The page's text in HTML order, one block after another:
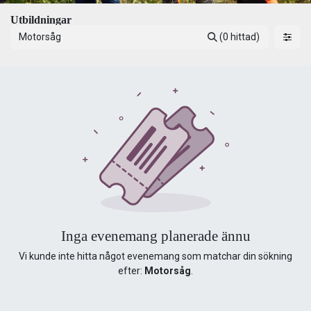
Utbildningar
(0 hittad)
Inga evenemang planerade ännu
Vi kunde inte hitta något evenemang som matchar din sökning
efter: Motorsåg